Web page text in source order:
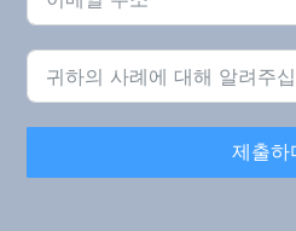
제출하